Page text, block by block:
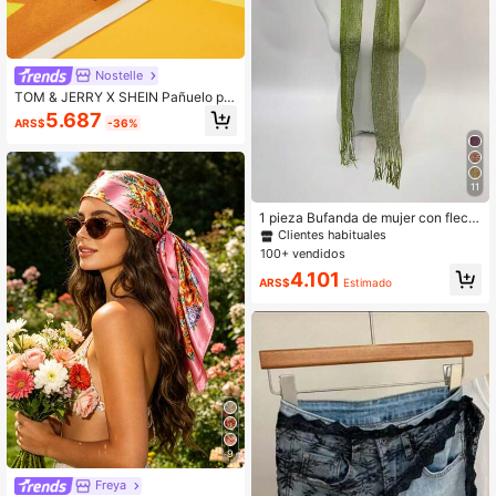
Nostelle
TOM & JERRY X SHEIN Pañuelo pe
queño retro con patrón de queso a
marillo y ratón
ARS$5.687 -36%
9
Freya
11
1 pieza Bufanda de mujer con fleco
s, de moda y versátil para vestir
Clientes habituales
100+ vendidos
ARS$4.101 Estimado